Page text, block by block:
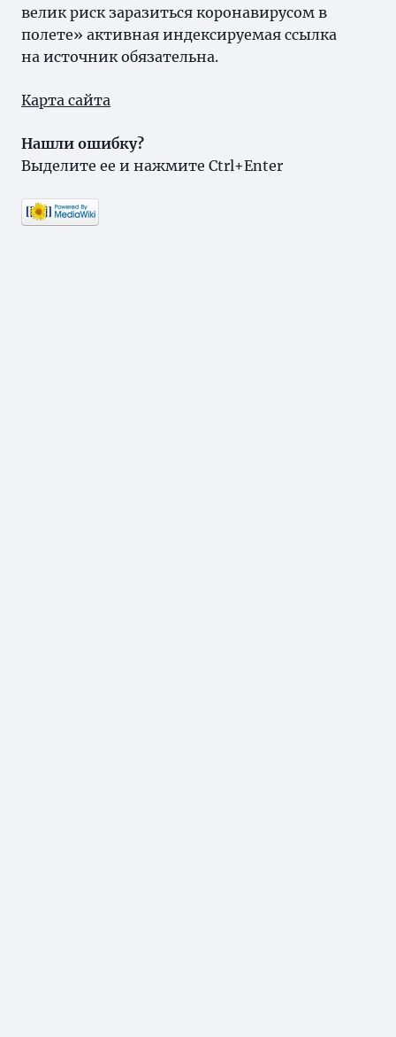
велик риск заразиться коронавирусом в
полете» активная индексируемая ссылка
на источник обязательна.
Карта сайта
Нашли ошибку?
Выделите ее и нажмите Ctrl+Enter